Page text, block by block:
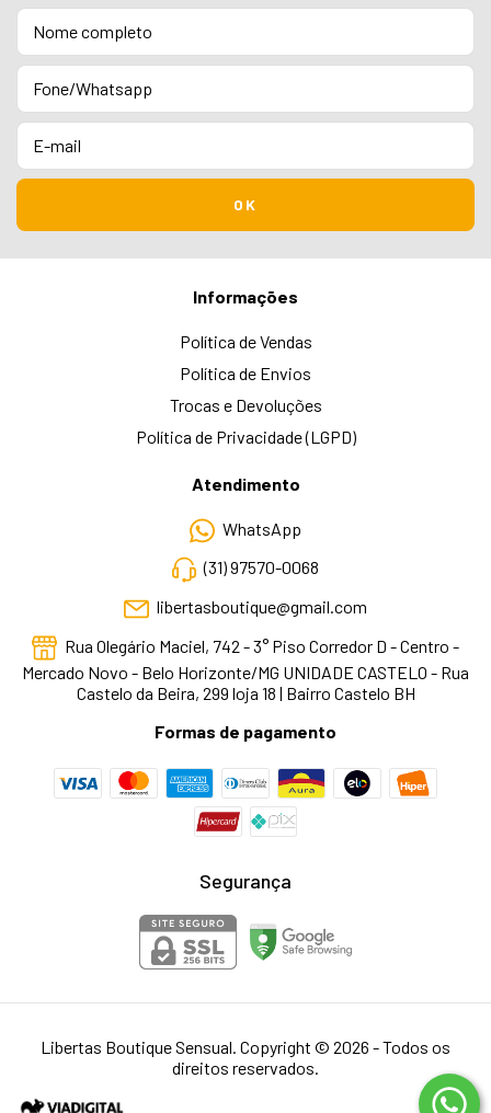
Informações
Política de Vendas
Política de Envios
Trocas e Devoluções
Política de Privacidade (LGPD)
Atendimento
WhatsApp
(31) 97570-0068
libertasboutique@gmail.com
Rua Olegário Maciel, 742 - 3° Piso Corredor D - Centro -
Mercado Novo - Belo Horizonte/MG UNIDADE CASTELO - Rua
Castelo da Beira, 299 loja 18 | Bairro Castelo BH
Formas de pagamento
Segurança
Libertas Boutique Sensual. Copyright © 2026 - Todos os
direitos reservados.